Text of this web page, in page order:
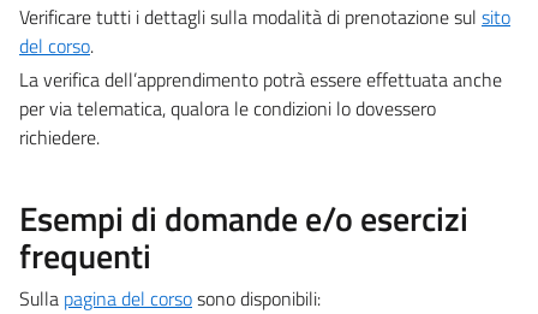
Verificare tutti i dettagli sulla modalità di prenotazione sul sito
del corso.
La verifica dell’apprendimento potrà essere effettuata anche
per via telematica, qualora le condizioni lo dovessero
richiedere.
Esempi di domande e/o esercizi
frequenti
Sulla pagina del corsosono disponibili: